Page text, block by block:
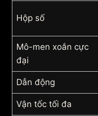
Hộp số
Mô-men xoắn cực
đại
Dẫn động
Vận tốc tối đa